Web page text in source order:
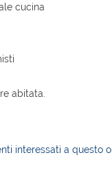
cucina
abitata.
interessati a questo o